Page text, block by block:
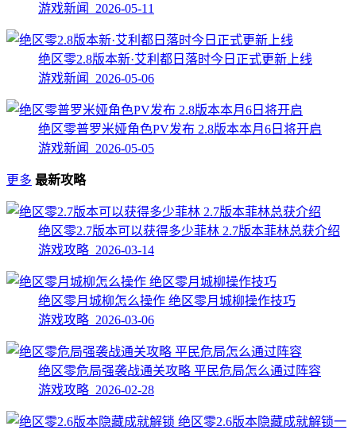
游戏新闻 2026-05-11
绝区零2.8版本新·艾利都日落时今日正式更新上线
游戏新闻 2026-05-06
绝区零普罗米娅角色PV发布 2.8版本本月6日将开启
游戏新闻 2026-05-05
更多 最新攻略
绝区零2.7版本可以获得多少菲林 2.7版本菲林总获介绍
游戏攻略 2026-03-14
绝区零月城柳怎么操作 绝区零月城柳操作技巧
游戏攻略 2026-03-06
绝区零危局强袭战通关攻略 平民危局怎么通过阵容
游戏攻略 2026-02-28